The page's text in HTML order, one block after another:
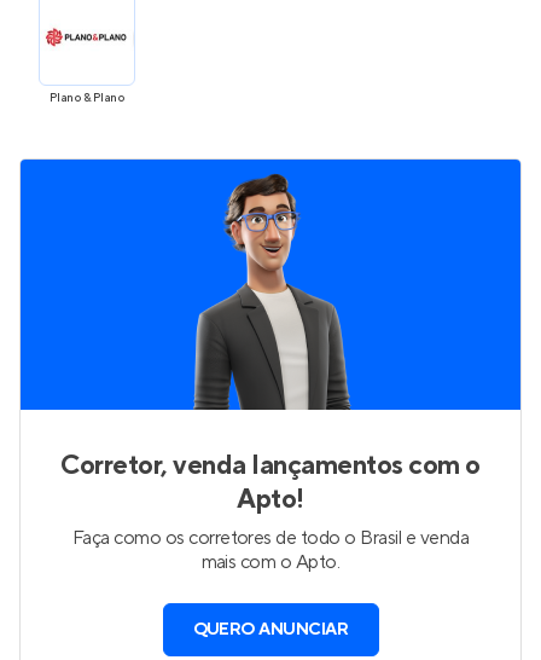
Plano & Plano
Corretor, venda lançamentos com o
Apto!
Faça como os corretores de todo o Brasil e venda
mais com o Apto.
QUERO ANUNCIAR